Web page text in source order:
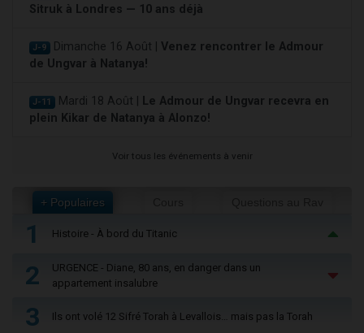
Sitruk à Londres — 10 ans déjà
J-9 Dimanche 16 Août | Venez rencontrer le Admour
de Ungvar à Natanya!
J-11 Mardi 18 Août |
Le Admour de Ungvar recevra en
plein Kikar de Natanya à Alonzo!
Voir tous les événements à venir
+ Populaires
1 Histoire - À bord du Titanic
2
URGENCE - Diane, 80 ans, en danger dans un
appartement insalubre
3 Ils ont volé 12 Sifré Torah à Levallois… mais pas la Torah